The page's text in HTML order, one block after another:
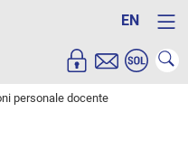
EN
personale docente